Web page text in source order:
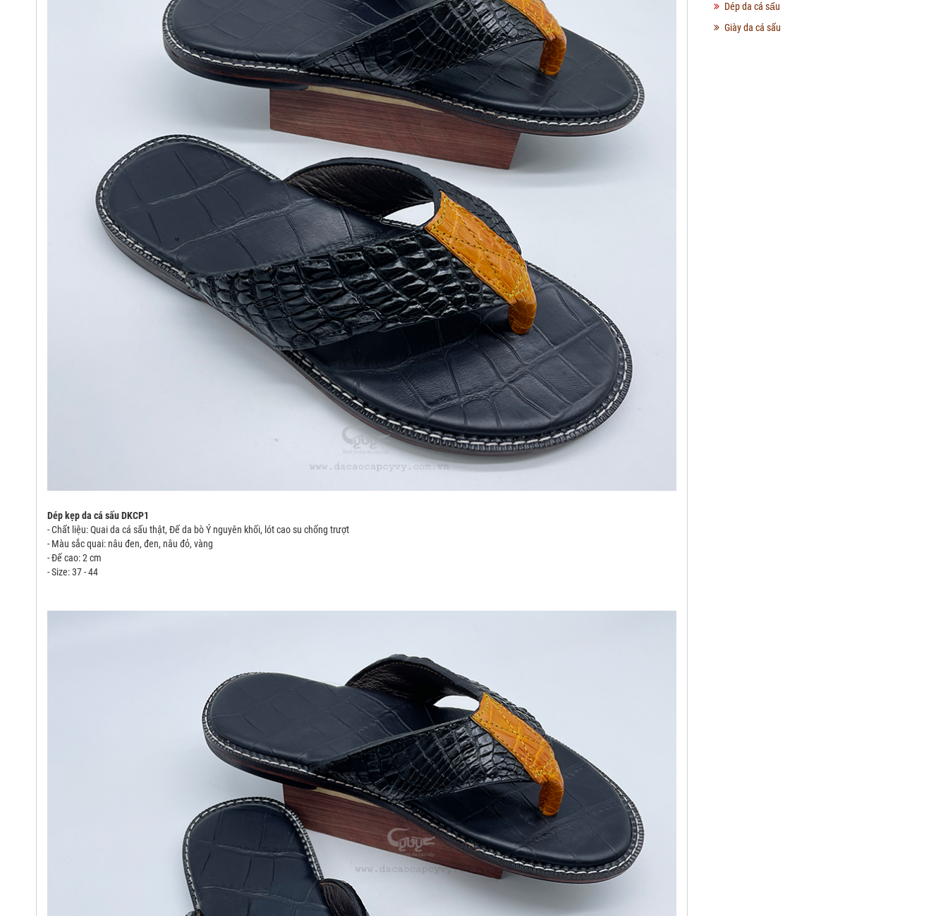
Dép kẹp da cá sấu DKCP1
- Chất liệu: Quai da cá sấu thật, Đế da bò Ý nguyên khối, lót cao su chống trượt
- Màu sắc quai: nâu đen, đen, nâu đỏ, vàng
- Đế cao: 2 cm
- Size: 37 - 44
Dép da cá sấu
Giày da cá sấu